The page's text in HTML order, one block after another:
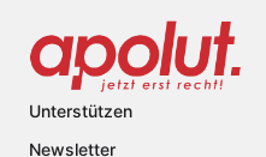
Unterstützen
Newsletter